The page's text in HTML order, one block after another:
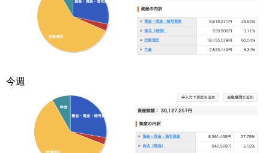
今週